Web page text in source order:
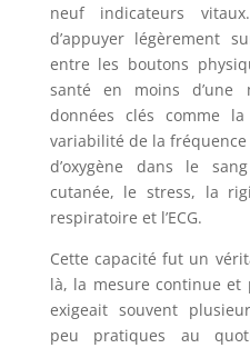
neuf indicateurs
d’appuyer légèrement
entre les boutons
santé en moins d’une
données clés comme
variabilité de la fréquence
d’oxygène dans le
cutanée, le stress, la
respiratoire et l’ECG.
Cette capacité fut un
là, la mesure continue et
exigeait souvent
peu pratiques au